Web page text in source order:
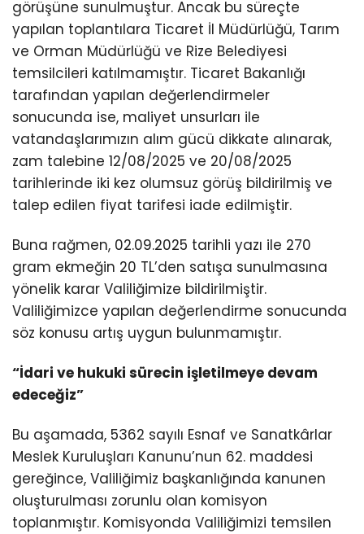
görüşüne sunulmuştur. Ancak bu süreçte
yapılan toplantılara Ticaret İl Müdürlüğü, Tarım
ve Orman Müdürlüğü ve Rize Belediyesi
temsilcileri katılmamıştır. Ticaret Bakanlığı
tarafından yapılan değerlendirmeler
sonucunda ise, maliyet unsurları ile
vatandaşlarımızın alım gücü dikkate alınarak,
zam talebine 12/08/2025 ve 20/08/2025
tarihlerinde iki kez olumsuz görüş bildirilmiş ve
talep edilen fiyat tarifesi iade edilmiştir.
Buna rağmen, 02.09.2025 tarihli yazı ile 270
gram ekmeğin 20 TL’den satışa sunulmasına
yönelik karar Valiliğimize bildirilmiştir.
Valiliğimizce yapılan değerlendirme sonucunda
söz konusu artış uygun bulunmamıştır.
“İdari ve hukuki sürecin işletilmeye devam
edeceğiz”
Bu aşamada, 5362 sayılı Esnaf ve Sanatkârlar
Meslek Kuruluşları Kanunu’nun 62. maddesi
gereğince, Valiliğimiz başkanlığında kanunen
oluşturulması zorunlu olan komisyon
toplanmıştır. Komisyonda Valiliğimizi temsilen